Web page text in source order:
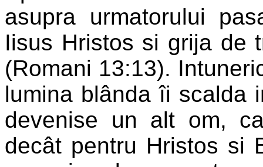
asupra urmatorului
Iisus Hristos si grija de
(Romani 13:13).
lumina blânda îi scalda
devenise un alt om,
decât pentru Hristos si